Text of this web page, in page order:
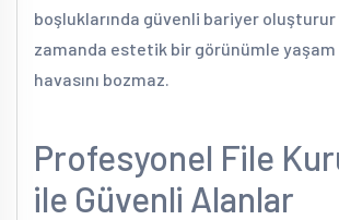
boşluklarında güvenli bariyer oluşturur
zamanda estetik bir görünümle yaşam
havasını bozmaz.
Profesyonel File
ile Güvenli Alanlar